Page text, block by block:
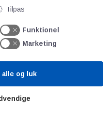
Tilpas
Funktionel
Marketing
og luk